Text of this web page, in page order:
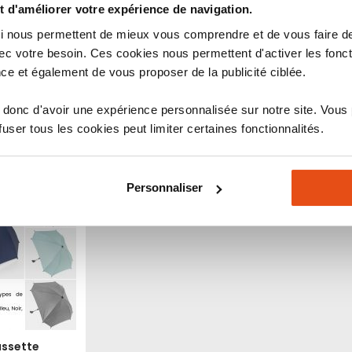
d'améliorer votre expérience de navigation.
nous permettent de mieux vous comprendre et de vous faire
votre besoin. Ces cookies nous permettent d'activer les
et également de vous proposer de la publicité ciblée.
d'avoir une expérience personnalisée sur notre site.
tous les cookies peut limiter certaines fonctionnalités.
Personnaliser
panier
Ajouter
Ajouter
3,48 €
Voir le produit
Ajouter
Ajouter
comparateur
4,32 €
Voir le